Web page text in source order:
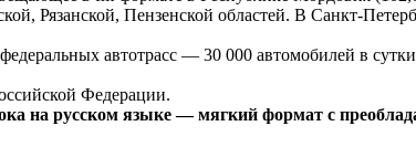
Рязанской, Пензенской областей. В Санкт-
автотрасс — 30 000 автомобилей в
Федерации.
на русском языке — мягкий формат с